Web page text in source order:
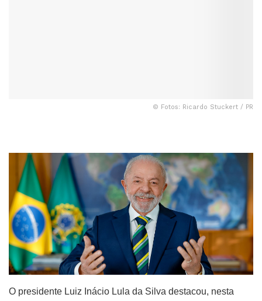
© Fotos: Ricardo Stuckert / PR
O presidente Luiz Inácio Lula da Silva destacou, nesta